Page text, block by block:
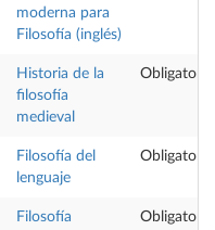
moderna para
Filosofía (inglés)
Historia de la
filosofía
medieval
Obligatoria
Filosofía del
lenguaje
Obligatoria
Filosofía
Obligatoria